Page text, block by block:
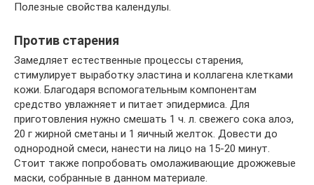
Полезные свойства календулы.
Против старения
Замедляет естественные процессы старения,
стимулирует выработку эластина и коллагена клетками
кожи. Благодаря вспомогательным компонентам
средство увлажняет и питает эпидермиса. Для
приготовления нужно смешать 1 ч. л. свежего сока алоэ,
20 г жирной сметаны и 1 яичный желток. Довести до
однородной смеси, нанести на лицо на 15-20 минут.
Стоит также попробовать омолаживающие дрожжевые
маски, собранные в данном материале.